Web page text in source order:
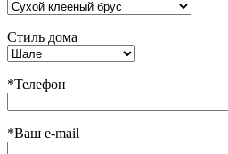
Стиль дома
*Телефон
*Ваш e-mail